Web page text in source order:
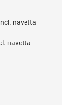
navetta
navetta